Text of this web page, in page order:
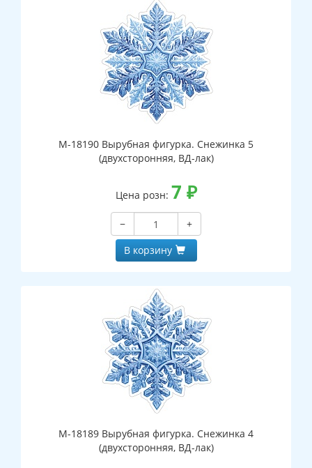
М-18190 Вырубная фигурка. Снежинка 5
(двухсторонняя, ВД-лак)
Цена розн: 7 ₽
−
+
В корзину
М-18189 Вырубная фигурка. Снежинка 4
(двухсторонняя, ВД-лак)